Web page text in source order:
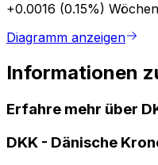
+0.0016 (0.15%)
Diagramm anzeigen
Informationen
Erfahre mehr über
DKK - Dänische